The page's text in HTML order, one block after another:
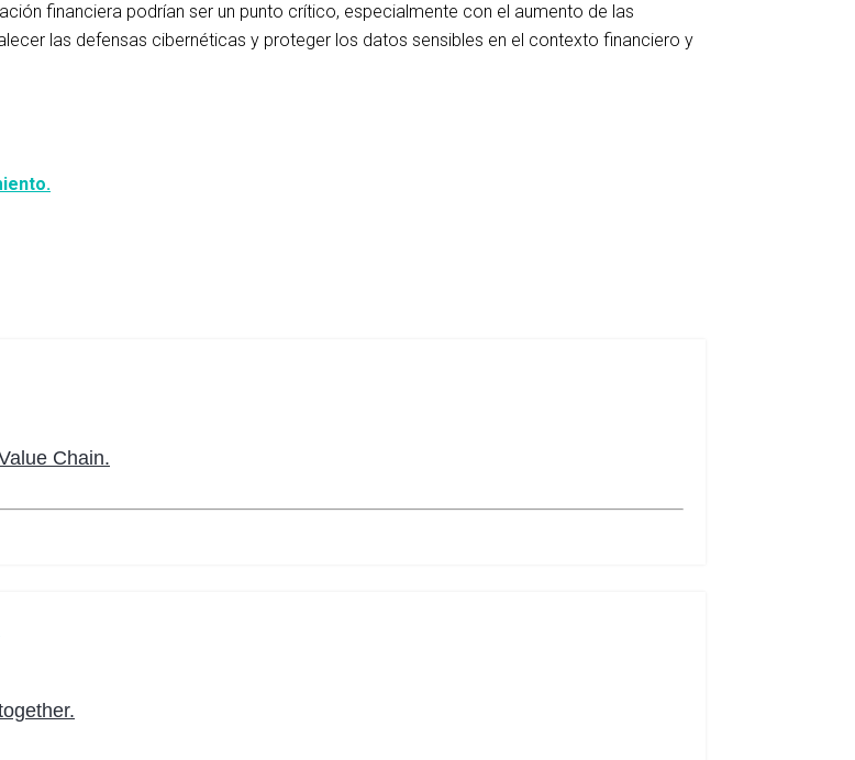
financiera podrían ser un punto crítico, especialmente con el aumento de las
las defensas cibernéticas y proteger los datos sensibles en el contexto financiero y
Chain.